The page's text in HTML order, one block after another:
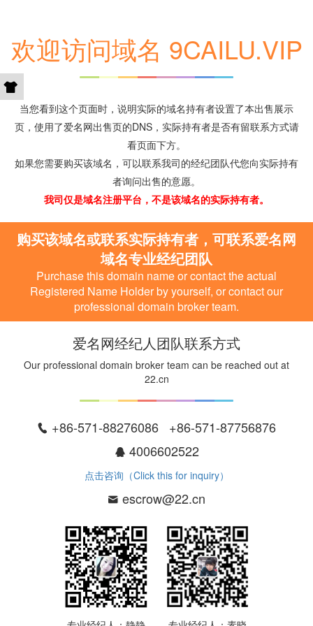
欢迎访问域名 9CAILU.VIP
当您看到这个页面时，说明实际的域名持有者设置了本出售展示
页，使用了爱名网出售页的DNS，实际持有者是否有留联系方式请
看页面下方。
如果您需要购买该域名，可以联系我司的经纪团队代您向实际持有
者询问出售的意愿。
我司仅是域名注册平台，不是该域名的实际持有者。
购买该域名或联系实际持有者，可联系爱名网
域名专业经纪团队
Purchase this domain name or contact the actual
Registered Name Holder by yourself, or contact our
professional domain broker team.
爱名网经纪人团队联系方式
Our professional domain broker team can be reached out at
22.cn
+86-571-88276086 +86-571-87756876
4006602522
点击咨询（Click this for inquiry）
escrow@22.cn